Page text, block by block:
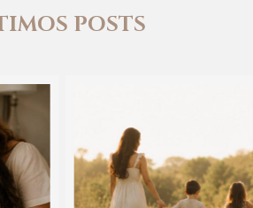
POSTS